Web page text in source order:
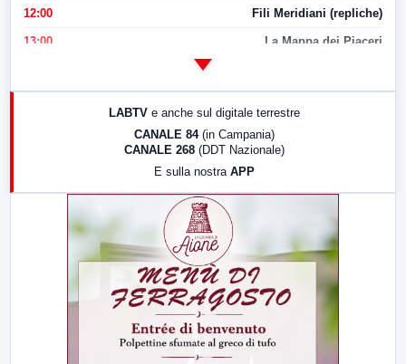
12:00 Fili Meridiani (repliche)
13:00 La Mappa dei Piaceri
LABTV e anche sul digitale terrestre
CANALE 84 (in Campania)
CANALE 268 (DDT Nazionale)
E sulla nostra APP